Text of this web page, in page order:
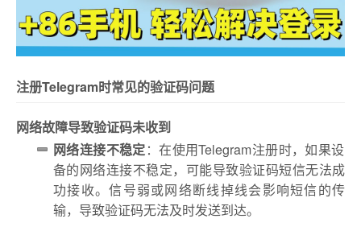
注册Telegram时常见的验证码问题
网络故障导致验证码未收到
网络连接不稳定：在使用Telegram注册时，如果设
备的网络连接不稳定，可能导致验证码短信无法成
功接收。信号弱或网络断线掉线会影响短信的传
输，导致验证码无法及时发送到达。